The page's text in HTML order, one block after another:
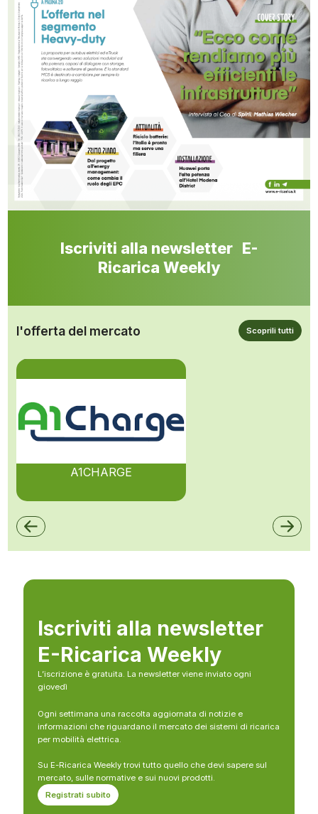
Iscriviti alla newsletter E-
Ricarica Weekly
l'offerta del mercato Scoprili tutti
A1CHARGE
Iscriviti alla newsletter
E-Ricarica Weekly
L’iscrizione è gratuita. La newsletter viene inviato ogni
giovedì
Ogni settimana una raccolta aggiornata di notizie e
informazioni che riguardano il mercato dei sistemi di ricarica
per mobilità elettrica.
Su E-Ricarica Weekly trovi tutto quello che devi sapere sul
mercato, sulle normative e sui nuovi prodotti.
Registrati subito